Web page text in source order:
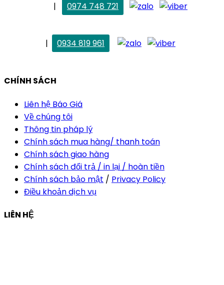
|
0974 748 721
|
0934 819 961
CHÍNH SÁCH
Liên hệ Báo Giá
Về chúng tôi
Thông tin pháp lý
Chính sách mua hàng/ thanh toán
Chính sách giao hàng
Chính sách đổi trả / in lại / hoàn tiền
Chính sách bảo mật / Privacy Policy
Điều khoản dịch vụ
LIÊN HỆ